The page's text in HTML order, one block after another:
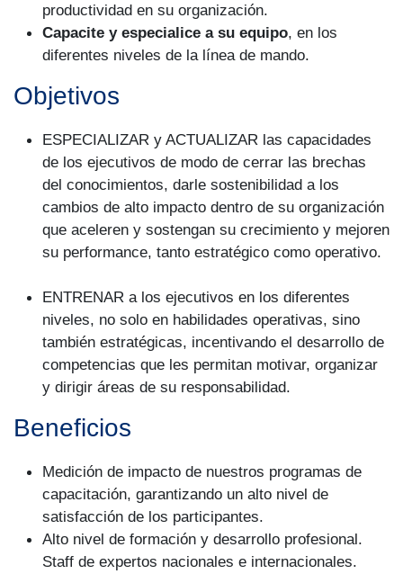
productividad en su organización.
Capacite y especialice a su equipo, en los
diferentes niveles de la línea de mando.
Objetivos
ESPECIALIZAR y ACTUALIZAR las capacidades
de los ejecutivos de modo de cerrar las brechas
del conocimientos, darle sostenibilidad a los
cambios de alto impacto dentro de su organización
que aceleren y sostengan su crecimiento y mejoren
su performance, tanto estratégico como operativo.
ENTRENAR a los ejecutivos en los diferentes
niveles, no solo en habilidades operativas, sino
también estratégicas, incentivando el desarrollo de
competencias que les permitan motivar, organizar
y dirigir áreas de su responsabilidad.
Beneficios
Medición de impacto de nuestros programas de
capacitación, garantizando un alto nivel de
satisfacción de los participantes.
Alto nivel de formación y desarrollo profesional.
Staff de expertos nacionales e internacionales.